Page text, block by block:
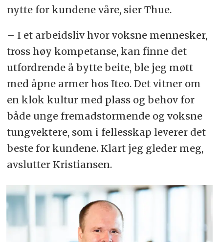
nytte for kundene våre, sier Thue.
– I et arbeidsliv hvor voksne mennesker,
tross høy kompetanse, kan finne det
utfordrende å bytte beite, ble jeg møtt
med åpne armer hos Iteo. Det vitner om
en klok kultur med plass og behov for
både unge fremadstormende og voksne
tungvektere, som i fellesskap leverer det
beste for kundene. Klart jeg gleder meg,
avslutter Kristiansen.